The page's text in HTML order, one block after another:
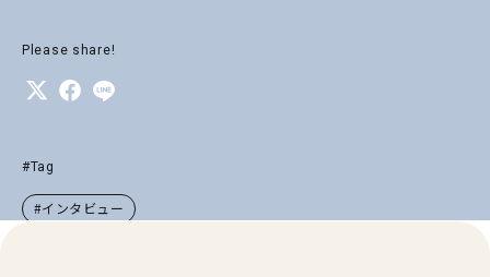
Please share!
#Tag
#インタビュー